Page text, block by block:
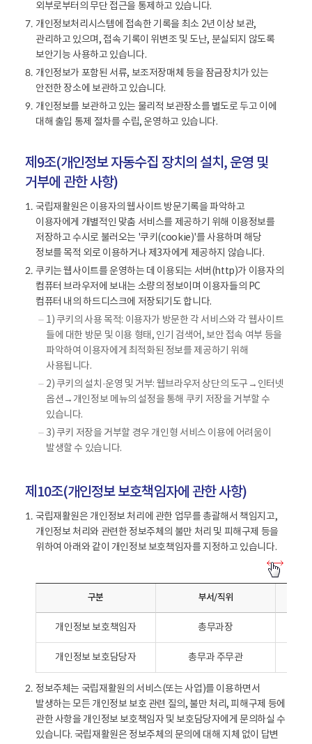
외부로부터의 무단 접근을 통제하고 있습니다.
7. 개인정보처리시스템에 접속한 기록을 최소 2년 이상 보관,
관리하고 있으며, 접속 기록이 위변조 및 도난, 분실되지 않도록
보안기능 사용하고 있습니다.
8. 개인정보가 포함된 서류, 보조저장매체 등을 잠금장치가 있는
안전한 장소에 보관하고 있습니다.
9. 개인정보를 보관하고 있는 물리적 보관장소를 별도로 두고 이에
대해 출입 통제 절차를 수립, 운영하고 있습니다.
제9조(개인정보 자동수집 장치의 설치, 운영 및
거부에 관한 사항)
1. 국립재활원은 이용자의 웹사이트 방문기록을 파악하고
이용자에게 개별적인 맞춤 서비스를 제공하기 위해 이용정보를
저장하고 수시로 불러오는 '쿠키(cookie)'를 사용하며 해당
정보를 목적 외로 이용하거나 제3자에게 제공하지 않습니다.
2. 쿠키는 웹사이트를 운영하는 데 이용되는 서버(http)가 이용자의
컴퓨터 브라우저에 보내는 소량의 정보이며 이용자들의 PC
컴퓨터 내의 하드디스크에 저장되기도 합니다.
1) 쿠키의 사용 목적: 이용자가 방문한 각 서비스와 각 웹사이트
들에 대한 방문 및 이용 형태, 인기 검색어, 보안 접속 여부 등을
파악하여 이용자에게 최적화된 정보를 제공하기 위해
사용됩니다.
2) 쿠키의 설치·운영 및 거부: 웹브라우저 상단의 도구→인터넷
옵션→개인정보 메뉴의 설정을 통해 쿠키 저장을 거부할 수
있습니다.
3) 쿠키 저장을 거부할 경우 개인형 서비스 이용에 어려움이
발생할 수 있습니다.
제10조(개인정보 보호책임자에 관한 사항)
1. 국립재활원은 개인정보 처리에 관한 업무를 총괄해서 책임지고,
개인정보 처리와 관련한 정보주체의 불만 처리 및 피해구제 등을
위하여 아래와 같이 개인정보 보호책임자를 지정하고 있습니다.
인
보
호
임
자
-
구
분
구분 부서/직위
개인정보 보호책임자 총무과장
개인정보 보호담당자 총무과 주무관
2. 정보주체는 국립재활원의 서비스(또는 사업)를 이용하면서
발생하는 모든 개인정보 보호 관련 질의, 불만 처리, 피해구제 등에
관한 사항을 개인정보 보호책임자 및 보호담당자에게 문의하실 수
있습니다. 국립재활원은 정보주체의 문의에 대해 지체 없이 답변